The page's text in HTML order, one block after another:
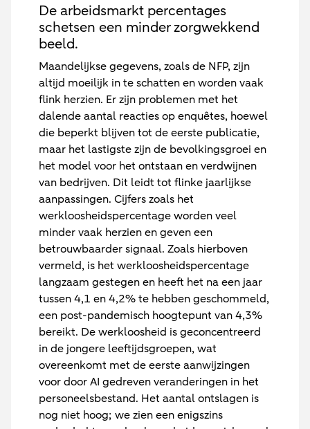
De arbeidsmarkt percentages
schetsen een minder zorgwekkend
beeld.
Maandelijkse gegevens, zoals de NFP, zijn
altijd moeilijk in te schatten en worden vaak
flink herzien. Er zijn problemen met het
dalende aantal reacties op enquêtes, hoewel
die beperkt blijven tot de eerste publicatie,
maar het lastigste zijn de bevolkingsgroei en
het model voor het ontstaan en verdwijnen
van bedrijven. Dit leidt tot flinke jaarlijkse
aanpassingen. Cijfers zoals het
werkloosheidspercentage worden veel
minder vaak herzien en geven een
betrouwbaarder signaal. Zoals hierboven
vermeld, is het werkloosheidspercentage
langzaam gestegen en heeft het na een jaar
tussen 4,1 en 4,2% te hebben geschommeld,
een post-pandemisch hoogtepunt van 4,3%
bereikt. De werkloosheid is geconcentreerd
in de jongere leeftijdsgroepen, wat
overeenkomt met de eerste aanwijzingen
voor door AI gedreven veranderingen in het
personeelsbestand. Het aantal ontslagen is
nog niet hoog; we zien een enigszins